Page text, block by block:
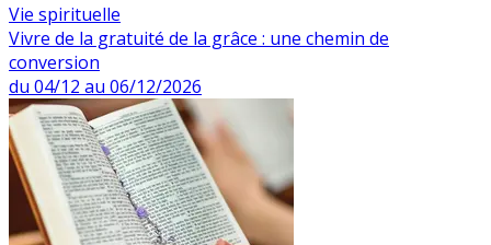
Vie spirituelle
Vivre de la gratuité de la grâce : une chemin de
conversion
du 04/12 au 06/12/2026